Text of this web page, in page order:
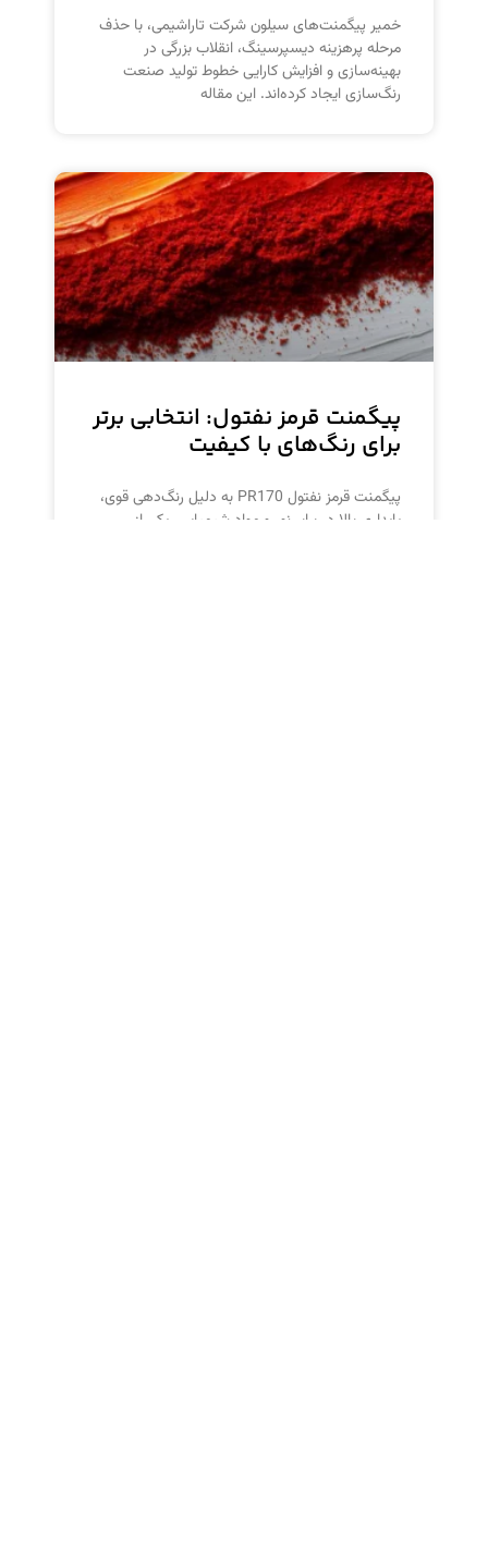
خمیر پیگمنت‌های سیلون شرکت تاراشیمی، با حذف
مرحله پرهزینه دیسپرسینگ، انقلاب بزرگی در
بهینه‌سازی و افزایش کارایی خطوط تولید صنعت
رنگ‌سازی ایجاد کرده‌اند. این مقاله
پیگمنت قرمز نفتول: انتخابی برتر
برای رنگ‌های با کیفیت
پیگمنت قرمز نفتول PR170 به دلیل رنگ‌دهی قوی،
پایداری بالا در برابر نور و مواد شیمیایی، یکی از